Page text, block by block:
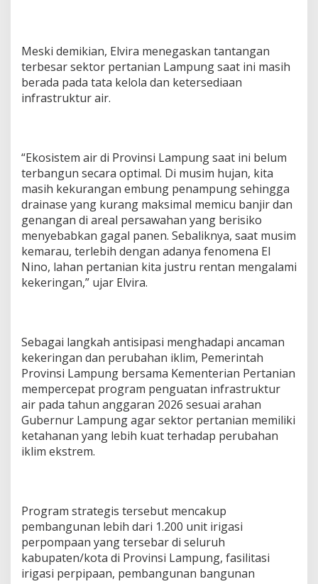
Meski demikian, Elvira menegaskan tantangan
terbesar sektor pertanian Lampung saat ini masih
berada pada tata kelola dan ketersediaan
infrastruktur air.
“Ekosistem air di Provinsi Lampung saat ini belum
terbangun secara optimal. Di musim hujan, kita
masih kekurangan embung penampung sehingga
drainase yang kurang maksimal memicu banjir dan
genangan di areal persawahan yang berisiko
menyebabkan gagal panen. Sebaliknya, saat musim
kemarau, terlebih dengan adanya fenomena El
Nino, lahan pertanian kita justru rentan mengalami
kekeringan,” ujar Elvira.
Sebagai langkah antisipasi menghadapi ancaman
kekeringan dan perubahan iklim, Pemerintah
Provinsi Lampung bersama Kementerian Pertanian
mempercepat program penguatan infrastruktur
air pada tahun anggaran 2026 sesuai arahan
Gubernur Lampung agar sektor pertanian memiliki
ketahanan yang lebih kuat terhadap perubahan
iklim ekstrem.
Program strategis tersebut mencakup
pembangunan lebih dari 1.200 unit irigasi
perpompaan yang tersebar di seluruh
kabupaten/kota di Provinsi Lampung, fasilitasi
irigasi perpipaan, pembangunan bangunan